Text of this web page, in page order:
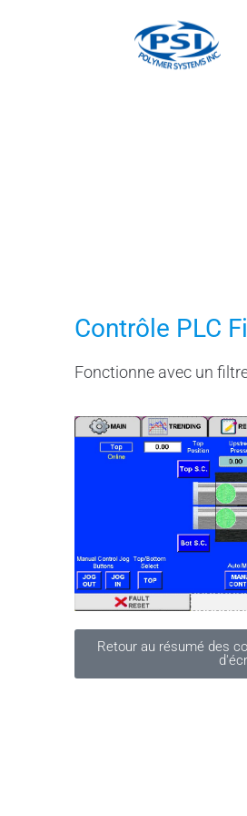
Contrôle PLC
Fonctionne avec un
Retour au résumé des